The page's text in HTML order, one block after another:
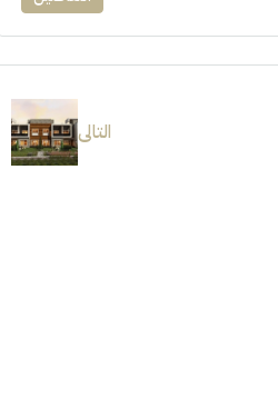
التالى